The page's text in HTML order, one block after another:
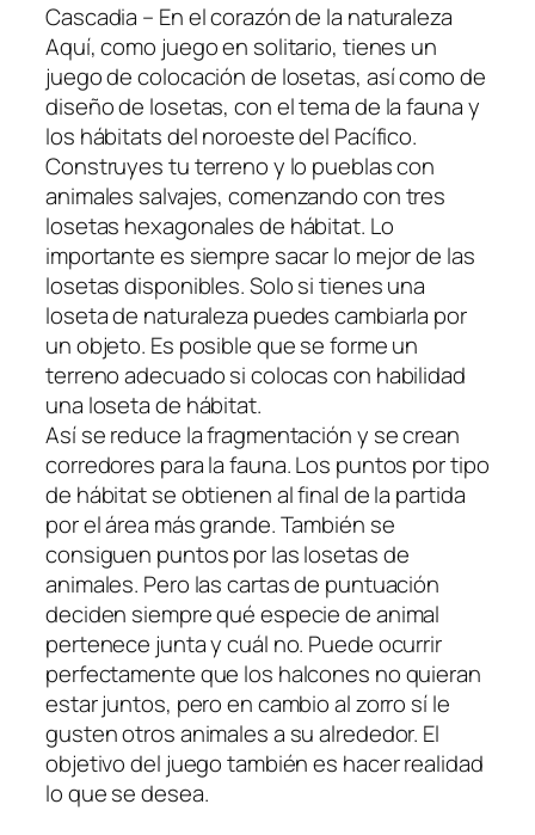
Cascadia – En el corazón de la naturaleza
Aquí, como juego en solitario, tienes un
juego de colocación de losetas, así como de
diseño de losetas, con el tema de la fauna y
los hábitats del noroeste del Pacífico.
Construyes tu terreno y lo pueblas con
animales salvajes, comenzando con tres
losetas hexagonales de hábitat. Lo
importante es siempre sacar lo mejor de las
losetas disponibles. Solo si tienes una
loseta de naturaleza puedes cambiarla por
un objeto. Es posible que se forme un
terreno adecuado si colocas con habilidad
una loseta de hábitat.
Así se reduce la fragmentación y se crean
corredores para la fauna. Los puntos por tipo
de hábitat se obtienen al final de la partida
por el área más grande. También se
consiguen puntos por las losetas de
animales. Pero las cartas de puntuación
deciden siempre qué especie de animal
pertenece junta y cuál no. Puede ocurrir
perfectamente que los halcones no quieran
estar juntos, pero en cambio al zorro sí le
gusten otros animales a su alrededor. El
objetivo del juego también es hacer realidad
lo que se desea.